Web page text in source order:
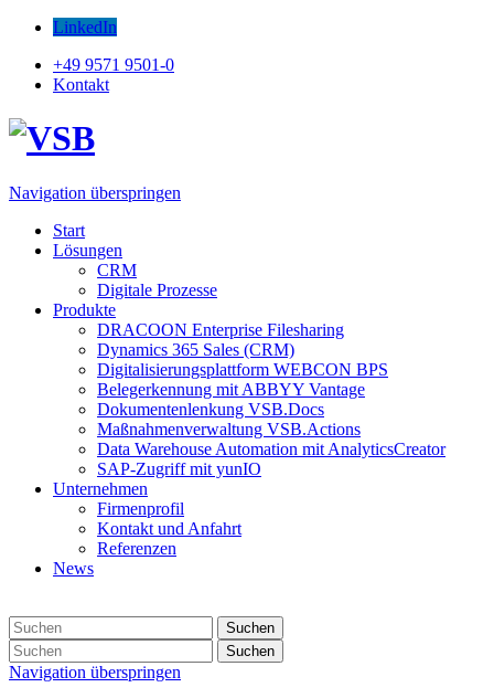
LinkedIn
+49 9571 9501-0
Kontakt
Navigation überspringen
Start
Lösungen
CRM
Digitale Prozesse
Produkte
DRACOON Enterprise Filesharing
Dynamics 365 Sales (CRM)
Digitalisierungsplattform WEBCON BPS
Belegerkennung mit ABBYY Vantage
Dokumentenlenkung VSB.Docs
Maßnahmenverwaltung VSB.Actions
Data Warehouse Automation mit AnalyticsCreator
SAP-Zugriff mit yunIO
Unternehmen
Firmenprofil
Kontakt und Anfahrt
Referenzen
News
Suchen
Suchen
Navigation überspringen